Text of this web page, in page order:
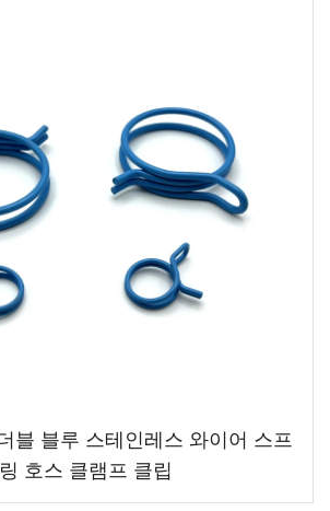
블 블루 스테인레스 와이어 스프
링 호스 클램프 클립